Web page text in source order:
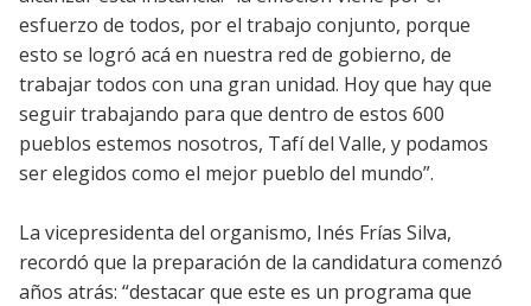
esfuerzo de todos, por el trabajo conjunto, porque
esto se logró acá en nuestra red de gobierno, de
trabajar todos con una gran unidad. Hoy que hay que
seguir trabajando para que dentro de estos 600
pueblos estemos nosotros, Tafí del Valle, y podamos
ser elegidos como el mejor pueblo del mundo”.
La vicepresidenta del organismo, Inés Frías Silva,
recordó que la preparación de la candidatura comenzó
años atrás: “destacar que este es un programa que